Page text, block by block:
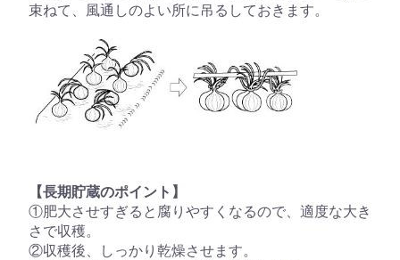
束ねて、風通しのよい所に吊るしておきます。
【長期貯蔵のポイント】
①肥大させすぎると腐りやすくなるので、適度な大き
さで収穫。
②収穫後、しっかり乾燥させます。